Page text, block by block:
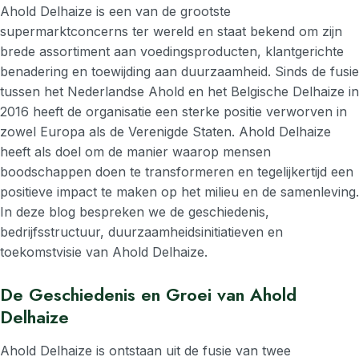
Ahold Delhaize is een van de grootste
supermarktconcerns ter wereld en staat bekend om zijn
brede assortiment aan voedingsproducten, klantgerichte
benadering en toewijding aan duurzaamheid. Sinds de fusie
tussen het Nederlandse Ahold en het Belgische Delhaize in
2016 heeft de organisatie een sterke positie verworven in
zowel Europa als de Verenigde Staten. Ahold Delhaize
heeft als doel om de manier waarop mensen
boodschappen doen te transformeren en tegelijkertijd een
positieve impact te maken op het milieu en de samenleving.
In deze blog bespreken we de geschiedenis,
bedrijfsstructuur, duurzaamheidsinitiatieven en
toekomstvisie van Ahold Delhaize.
De Geschiedenis en Groei van Ahold
Delhaize
Ahold Delhaize is ontstaan uit de fusie van twee